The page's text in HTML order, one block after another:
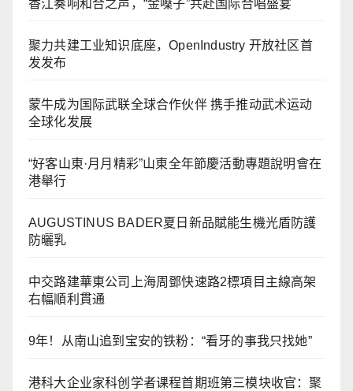
香江奏响和合之声，“金嗓子”共赴国际合唱盛宴
聚力共建工业知识底座，OpenIndustry 开放社区首
发发布
蒙牛成为国际武联全球合作伙伴 携手推动武术运动
全球化发展
“好客山東·月月精彩”山東全年節慶活動專題說明會在
港舉行
AUGUSTINUS BADER夏日新品賦能生機光盾防護
防曬乳
中交路建華東公司上海周鄧快速路2標項目主線高架
右幅順利貫通
9年！从南山追到宝安的铁粉：“看牙的事我只找她”
港科大企业家科创学者课程首期班第三模块收官：聚